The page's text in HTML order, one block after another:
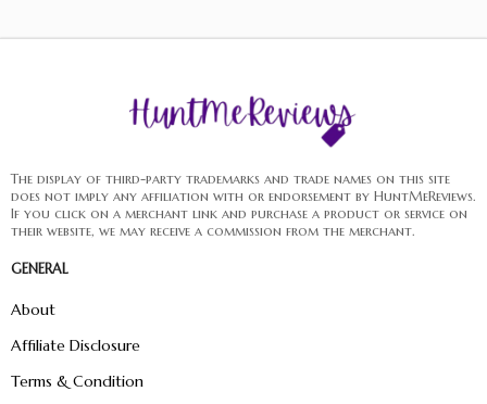
The display of third-party trademarks and trade names on this site
does not imply any affiliation with or endorsement by HuntMeReviews.
If you click on a merchant link and purchase a product or service on
their website, we may receive a commission from the merchant.
GENERAL
About
Affiliate Disclosure
Terms & Condition